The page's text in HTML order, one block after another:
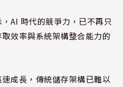
AI 時代的競爭力，已不再只
效率與系統架構整合能力的
成長，傳統儲存架構已難以